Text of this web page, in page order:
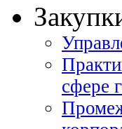
сфере